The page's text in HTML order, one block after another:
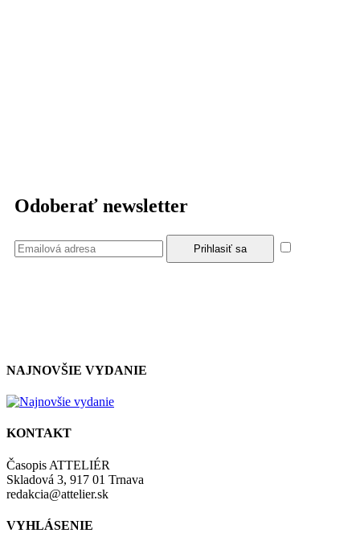
Odoberať newsletter
NAJNOVŠIE VYDANIE
KONTAKT
Časopis ATTELIÉR
Skladová 3, 917 01 Trnava
redakcia@attelier.sk
VYHLÁSENIE